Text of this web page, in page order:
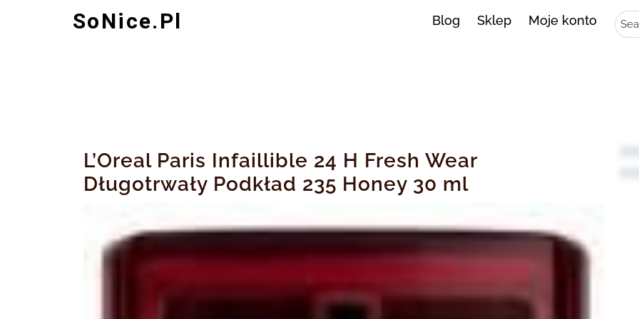
SoNice.pl Blog Sklep Moje konto
L’Oreal Paris Infaillible 24 H Fresh Wear
Długotrwały Podkład 235 Honey 30 ml